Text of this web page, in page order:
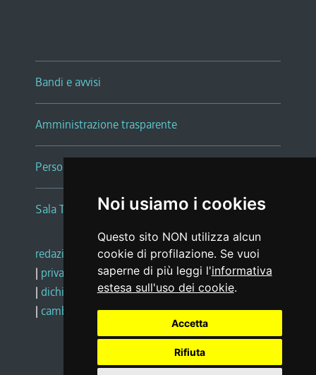
Noi usiamo i cookies
Questo sito NON utilizza alcun
cookie di profilazione. Se vuoi
saperne di più leggi l'informativa
estesa sull'uso dei cookie.
Accetta
Rifiuta
Bandi e avvisi
Amministrazione trasparente
Persone e Uffici
Sala Tiziano Tessitori
redazione web |note legali |glossario
| privacy
social media policy
| dichiarazione di accessibilità |feedback
| cambio preferenze cookie
Realizzato da